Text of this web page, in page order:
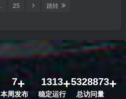
25 跳转
7
本周发布
1313
稳定运行
5328873
总访问量